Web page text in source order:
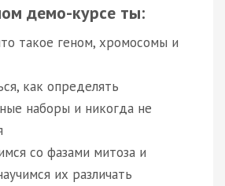
демо-курсе ты:
такое геном, хромосомы и
как определять
наборы и никогда не
со фазами митоза и
их различать